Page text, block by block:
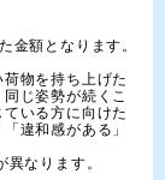
金額となります。
物を持ち上げた
じ姿勢が続くこ
いる方に向けた
違和感がある」
なります。